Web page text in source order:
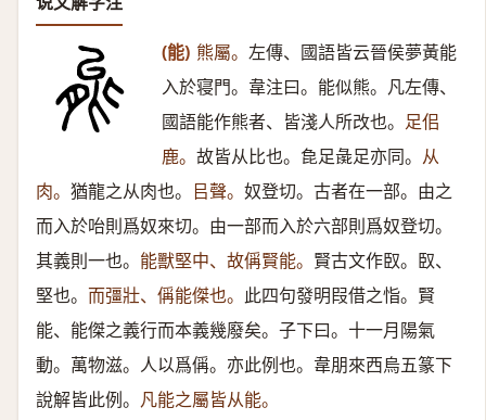
(能) 熊屬。 左傳、國語皆云晉侯夢黃能
入於寝門。韋注曰。能似熊。凡左傳、
國語能作熊者、皆淺人所改也。 足佀
鹿。 故皆从比也。㲋足彘足亦同。 从
肉。 猶龍之从肉也。 㠯聲。 奴登切。古者在一部。由之
而入於咍則爲奴來切。由一部而入於六部則爲奴登切。
其義則一也。 能獸堅中、故偁賢能。 賢古文作臤。臤、
堅也。 而彊壯、偁能傑也。 此四句發明叚借之恉。賢
能、能傑之義行而本義幾廢矣。子下曰。十一月陽氣
動。萬物滋。人以爲偁。亦此例也。韋朋來西烏五篆下
說解皆此例。 凡能之屬皆从能。